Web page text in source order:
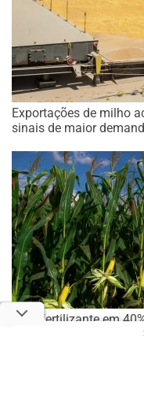
Exportações de milho
sinais de maior
Com fertilizante em
custo total, safrinha de